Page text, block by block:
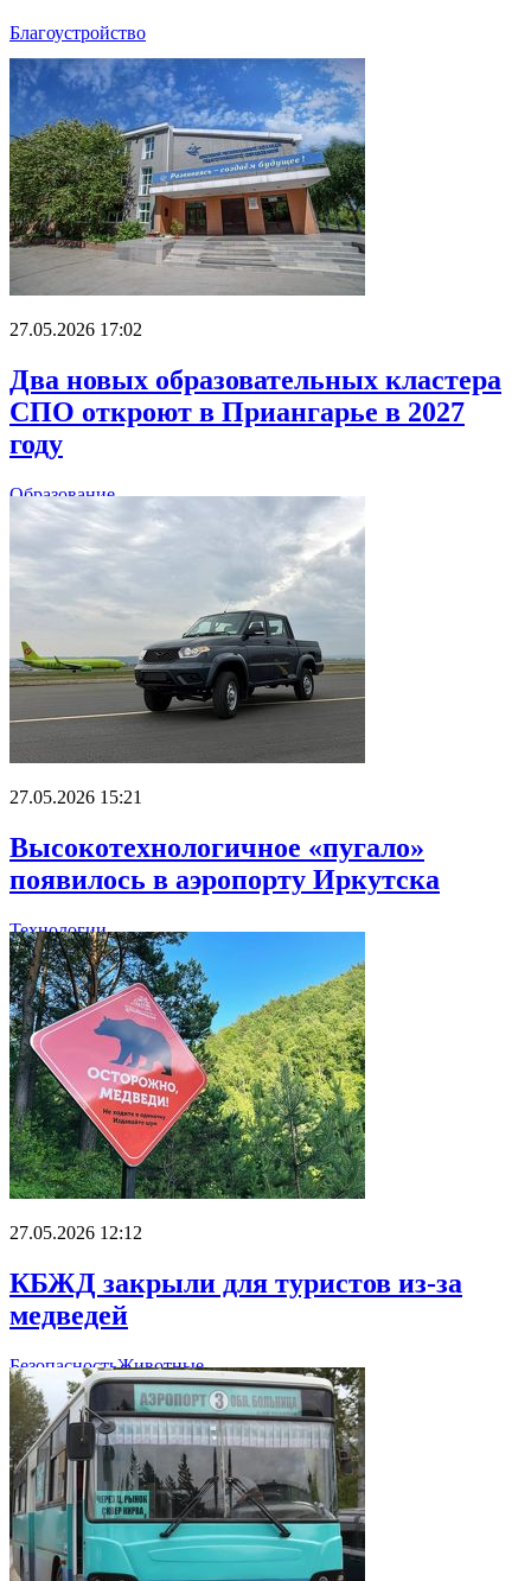
Благоустройство
27.05.2026 17:02
Два новых образовательных кластера
СПО откроют в Приангарье в 2027
году
Образование
27.05.2026 15:21
Высокотехнологичное «пугало»
появилось в аэропорту Иркутска
Технологии
27.05.2026 12:12
КБЖД закрыли для туристов из-за
медведей
БезопасностьЖивотные